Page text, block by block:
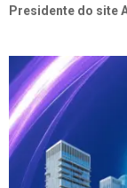
Presidente do site